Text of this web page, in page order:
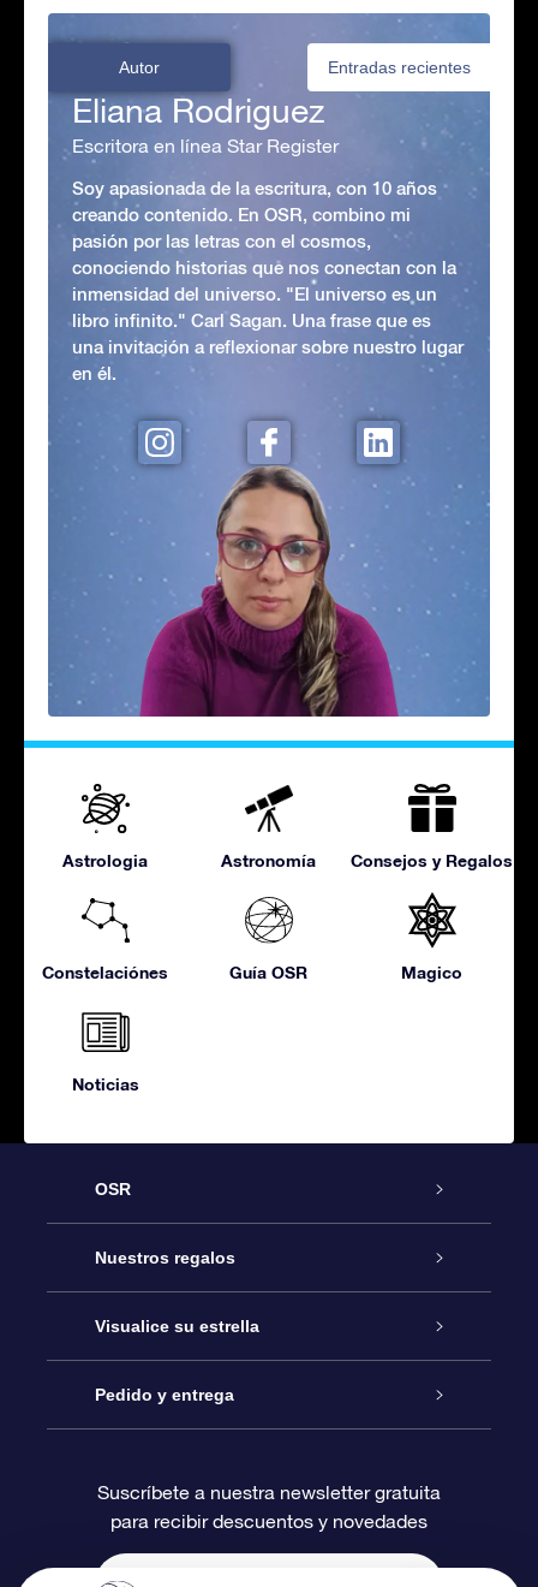
Autor Entradas recientes
Eliana Rodriguez
Escritora en línea Star Register
Soy apasionada de la escritura, con 10 años
creando contenido. En OSR, combino mi
pasión por las letras con el cosmos,
conociendo historias que nos conectan con la
inmensidad del universo. "El universo es un
libro infinito." Carl Sagan. Una frase que es
una invitación a reflexionar sobre nuestro lugar
en él.
Astrologia Astronomía Consejos y Regalos
Constelaciónes Guía OSR Magico
Noticias
OSR
Atención
Contáctanos
Blog
Reseñas
Nuestros regalos
Regalo Estrella Online
Paquete de Regalo OSR
Tarjeta de Regalo OSR
Visualice su estrella
Registro estelar
Página de Estrella Personalizada
Pedido y entrega
Información de Pago
Suscríbete a nuestra newsletter gratuita
para recibir descuentos y novedades